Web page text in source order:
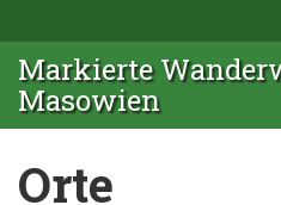
Markierte
Masowien
Orte